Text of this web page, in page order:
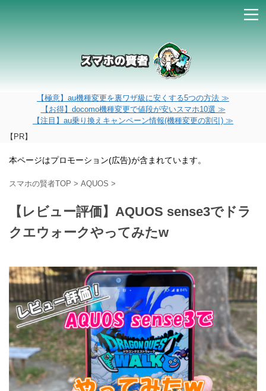
【極意】au機種変更を裏ワザ級に安くする5つの方法 ≫
【お得】docomo機種変更で値段が安いスマホ10選 ≫
【注目】au乗り換えキャンペーン情報(機種変更の割引) ≫
【PR】
本ページはプロモーション(広告)が含まれています。
スマホの賢者TOP > AQUOS >
【レビュー評価】AQUOS sense3でドラ
クエウォークやってみたw